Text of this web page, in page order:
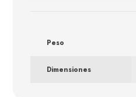
Peso
Dimensiones